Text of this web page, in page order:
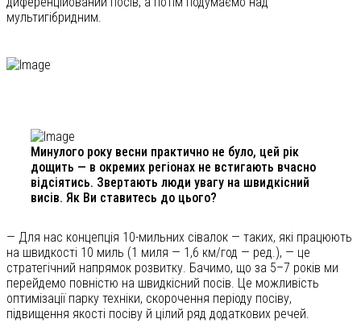
мультигібридним.
Минулого року весни практично не було, цей рік
дощить — в окремих регіонах не встигають вчасно
відсіятись. Звертають люди увагу на швидкісний
висів. Як Ви ставитесь до цього?
— Для нас концепція 10-мильних сівалок — таких, які працюють
на швидкості 10 миль (1 миля — 1,6 км/год — ред.), — це
стратегічний напрямок розвитку. Бачимо, що за 5–7 років ми
перейдемо повністю на швидкісний посів. Це можливість
оптимізації парку техніки, скорочення періоду посіву,
підвищення якості посіву й цілий ряд додаткових речей.